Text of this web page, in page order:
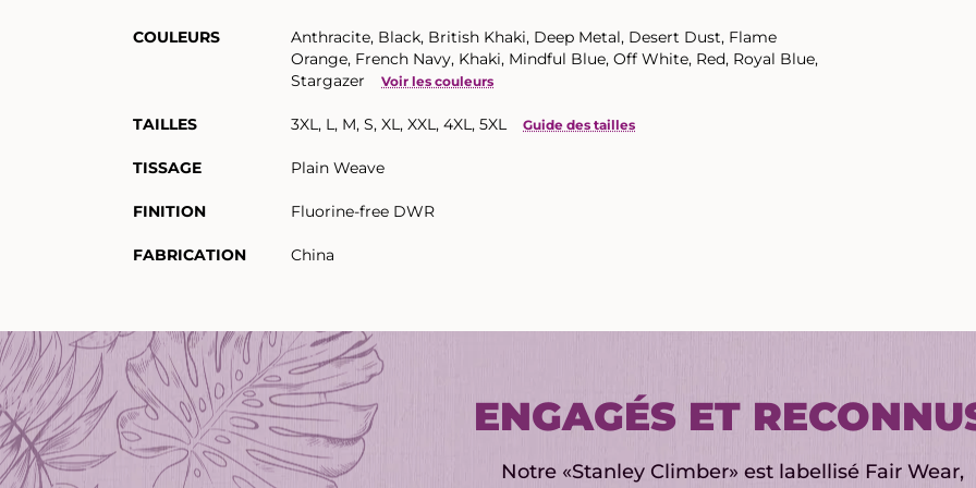
COULEURS
Anthracite, Black, British Khaki, Deep Metal, Desert Dust, Flame
Orange, French Navy, Khaki, Mindful Blue, Off White, Red, Royal Blue,
Stargazer
Voir les couleurs
TAILLES 3XL, L, M, S, XL, XXL, 4XL, 5XL Guide des tailles
TISSAGE Plain Weave
FINITION Fluorine-free DWR
FABRICATION China
ENGAGÉS ET
Notre «Stanley Climber» est labellisé Fair Wear,